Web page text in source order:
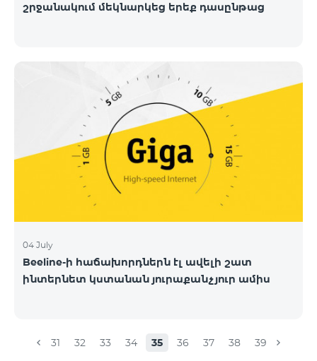
շրջանակում մեկնարկեց երեք դասընթաց
04 July
Beeline-ի հաճախորդներն էլ ավելի շատ
ինտերնետ կստանան յուրաքանչյուր ամիս
31 32 33 34 35 36 37 38 39